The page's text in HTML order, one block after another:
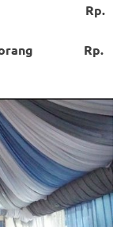
Rp.
Perorang Rp.